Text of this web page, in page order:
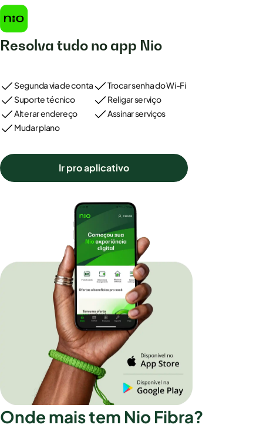
Resolva tudo no app Nio
Segunda via de conta
Suporte técnico
Alterar endereço
Mudar plano
Trocar senha do Wi-Fi
Religar serviço
Assinar serviços
Ir pro aplicativo
Onde mais tem Nio Fibra?